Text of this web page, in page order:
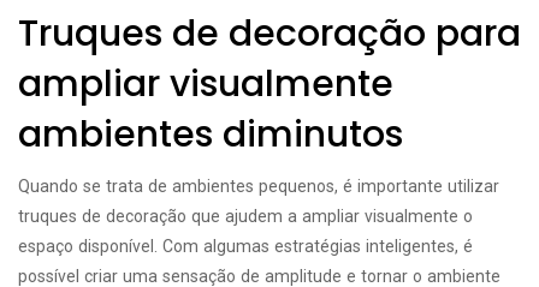
Truques de decoração para
ampliar visualmente
ambientes diminutos
Quando se trata de ambientes pequenos, é importante utilizar
truques de decoração que ajudem a ampliar visualmente o
espaço disponível. Com algumas estratégias inteligentes, é
possível criar uma sensação de amplitude e tornar o ambiente